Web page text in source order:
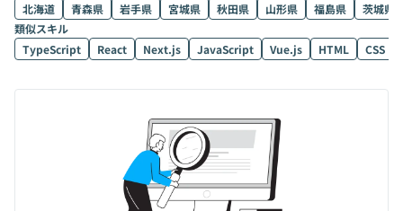
北海道
青森県 岩手県 宮城県 秋田県 山形県 福島県
茨城県
類似スキル
TypeScript
React Next.js JavaScript Vue.js HTML CSS